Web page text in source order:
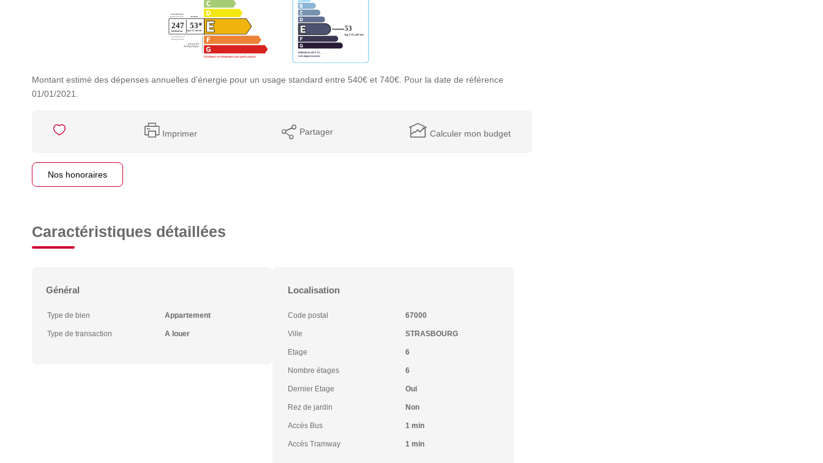
Montant estimé des dépenses annuelles d'énergie pour un usage standard entre 540€ et 740€. Pour la date de référence
01/01/2021.
Imprimer Partager Calculer mon budget
Nos honoraires
Caractéristiques détaillées
Général
Type de bien Appartement
Type de transaction A louer
Localisation
Code postal 67000
Ville STRASBOURG
Etage 6
Nombre étages 6
Dernier Etage Oui
Rez de jardin Non
Accès Bus 1 min
Accès Tramway 1 min